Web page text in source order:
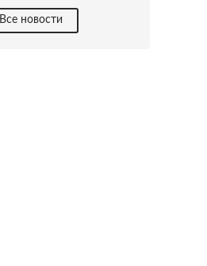
Все новости